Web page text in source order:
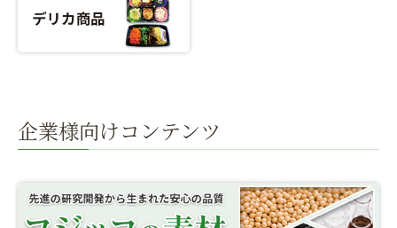
企業様向けコンテンツ